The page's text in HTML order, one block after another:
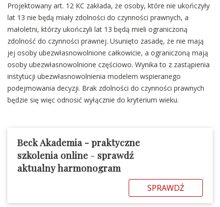
Projektowany art. 12 KC zakłada, że osoby, które nie ukończyły
lat 13 nie będą miały zdolności do czynności prawnych, a
małoletni, którzy ukończyli lat 13 będą mieli ograniczoną
zdolność do czynności prawnej. Usunięto zasadę, że nie mają
jej osoby ubezwłasnowolnione całkowicie, a ograniczoną mają
osoby ubezwłasnowolnione częściowo. Wynika to z zastąpienia
instytucji ubezwłasnowolnienia modelem wspieranego
podejmowania decyzji. Brak zdolności do czynności prawnych
będzie się więc odnosić wyłącznie do kryterium wieku.
Beck Akademia - praktyczne
szkolenia online - sprawdź
aktualny harmonogram
SPRAWDŹ